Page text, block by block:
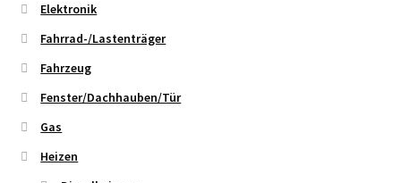
Elektronik
Fahrrad-/Lastenträger
Fahrzeug
Fenster/Dachhauben/Tür
Gas
Heizen